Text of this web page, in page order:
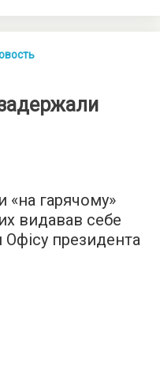
«на гарячому»
видавав себе
Офісу президента